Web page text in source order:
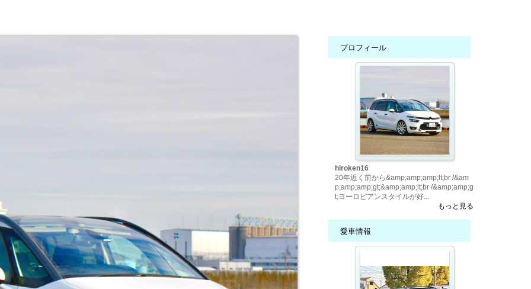
プロフィール
hiroken16
20年近く前から&amp;amp;amp;lt;br /&am
p;amp;amp;gt;&amp;amp;lt;br /&amp;amp;g
t;ヨーロピアンスタイルが好...
もっと見る
愛車情報